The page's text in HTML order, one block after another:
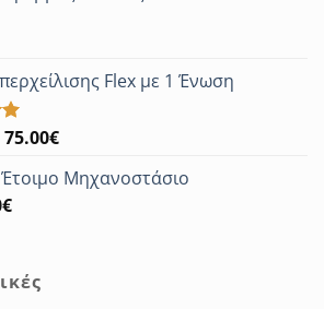
Flex με 1 Ένωση
75.00€Price
69.00€
Μηχανοστάσιο
€